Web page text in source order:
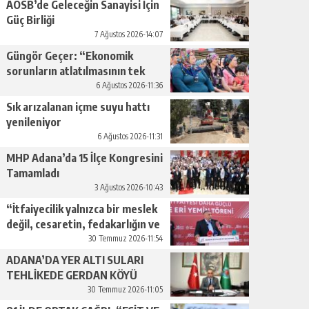
AOSB’de Geleceğin Sanayisi İçin
Güç Birliği
7 Ağustos 2026-14:07
Güngör Geçer: “Ekonomik
sorunların atlatılmasının tek
yolu üretimi artırmaktan
geçiyor.”
6 Ağustos 2026-11:36
Sık arızalanan içme suyu hattı
yenileniyor
6 Ağustos 2026-11:31
MHP Adana’da 15 İlçe Kongresini
Tamamladı
3 Ağustos 2026-10:43
“İtfaiyecilik yalnızca bir meslek
değil, cesaretin, fedakarlığın ve
insan sevgisinin en güçlü
temsilidir.”
30 Temmuz 2026-11:54
ADANA’DA YER ALTI SULARI
TEHLİKEDE GERDAN KÖYÜ
SANAYİ SUYU CENDERESİNDE
30 Temmuz 2026-11:05